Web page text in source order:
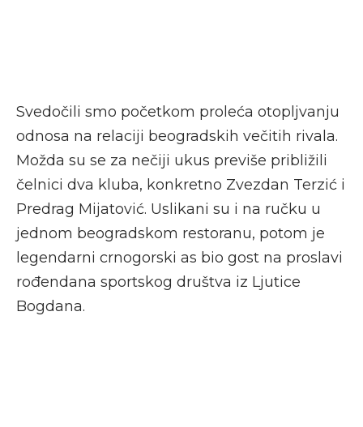
Svedočili smo početkom proleća otopljvanju
odnosa na relaciji beogradskih večitih rivala.
Možda su se za nečiji ukus previše približili
čelnici dva kluba, konkretno Zvezdan Terzić i
Predrag Mijatović. Uslikani su i na ručku u
jednom beogradskom restoranu, potom je
legendarni crnogorski as bio gost na proslavi
rođendana sportskog društva iz Ljutice
Bogdana.